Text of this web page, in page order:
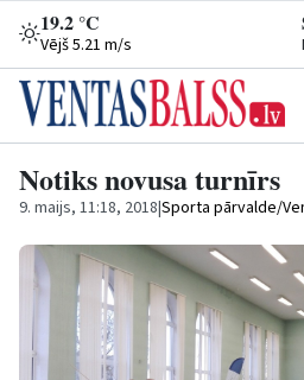
19.2 °C
Vējš 5.21 m/s
Notiks novusa turnīrs
9. maijs, 11:18, 2018|Sporta pārvalde/